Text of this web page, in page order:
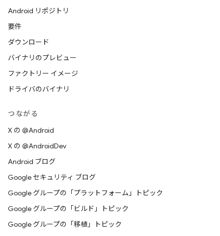
Android リポジトリ
要件
ダウンロード
バイナリのプレビュー
ファクトリー イメージ
ドライバのバイナリ
つながる
X の @Android
X の @AndroidDev
Android ブログ
Google セキュリティ ブログ
Google グループの「プラットフォーム」トピック
Google グループの「ビルド」トピック
Google グループの「移植」トピック